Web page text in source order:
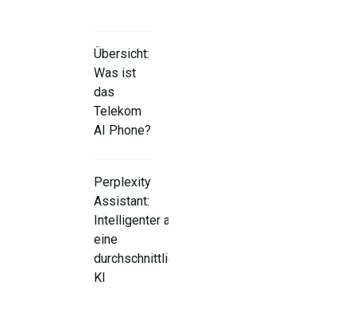
Übersicht:
Was ist
das
Telekom
AI Phone?
Perplexity
Assistant:
Intelligenter als
eine
durchschnittliche
KI